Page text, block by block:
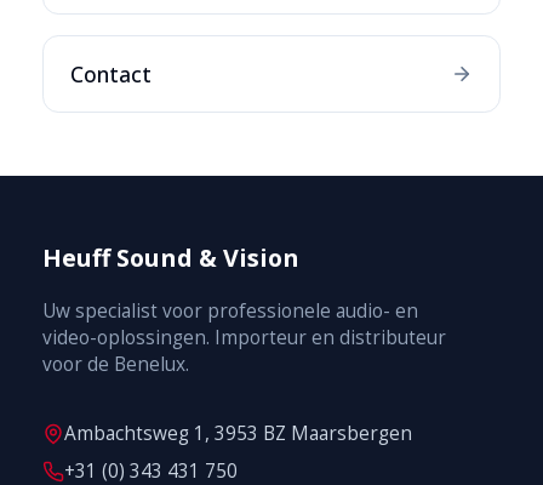
Contact
Heuff Sound & Vision
Uw specialist voor professionele audio- en
video-oplossingen. Importeur en distributeur
voor de Benelux.
Ambachtsweg 1, 3953 BZ Maarsbergen
+31 (0) 343 431 750